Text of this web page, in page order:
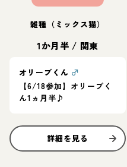
雑種（ミックス猫）
1か月半 / 関東
オリーブくん ♂
【6/18参加】オリーブく
ん1ヵ月半♪
詳細を見る